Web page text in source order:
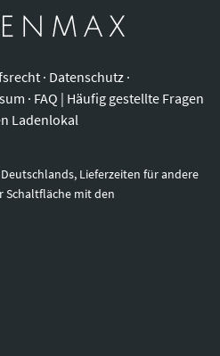
· Datenschutz ·
· FAQ | Häufig gestellte Fragen
Ladenlokal
Lieferzeiten für andere
Schaltfläche mit den